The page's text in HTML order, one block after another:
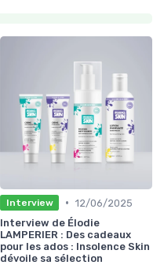
Interview • 12/06/2025
Interview de Élodie
LAMPERIER : Des cadeaux
pour les ados : Insolence Skin
dévoile sa sélection